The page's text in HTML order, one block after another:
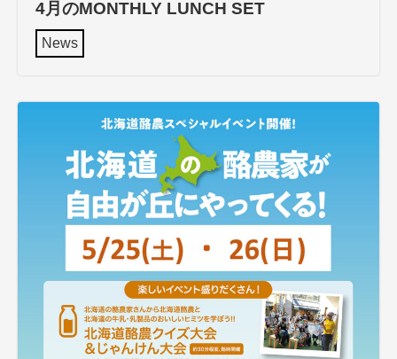
4月のMONTHLY LUNCH SET
News